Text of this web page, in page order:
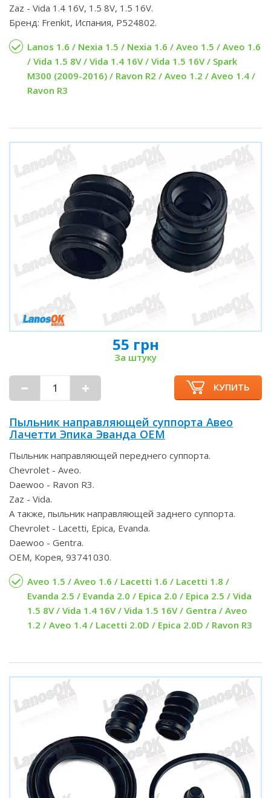
Zaz - Vida 1.4 16V, 1.5 8V, 1.5 16V.
Бренд: Frenkit, Испания, P524802.
Lanos 1.6 / Nexia 1.5 / Nexia 1.6 / Aveo 1.5 / Aveo 1.6
/ Vida 1.5 8V / Vida 1.4 16V / Vida 1.5 16V / Spark
M300 (2009-2016) / Ravon R2 / Aveo 1.2 / Aveo 1.4 /
Ravon R3
55 грн
За штуку
КУПИТЬ
Пыльник направляющей суппорта Авео
Лачетти Эпика Эванда OEM
Пыльник направляющей переднего суппорта.
Chevrolet - Aveo.
Daewoo - Ravon R3.
Zaz - Vida.
А также, пыльник направляющей заднего суппорта.
Chevrolet - Lacetti, Epica, Evanda.
Daewoo - Gentra.
OEM, Корея, 93741030.
Aveo 1.5 / Aveo 1.6 / Lacetti 1.6 / Lacetti 1.8 /
Evanda 2.5 / Evanda 2.0 / Epica 2.0 / Epica 2.5 / Vida
1.5 8V / Vida 1.4 16V / Vida 1.5 16V / Gentra / Aveo
1.2 / Aveo 1.4 / Lacetti 2.0D / Epica 2.0D / Ravon R3